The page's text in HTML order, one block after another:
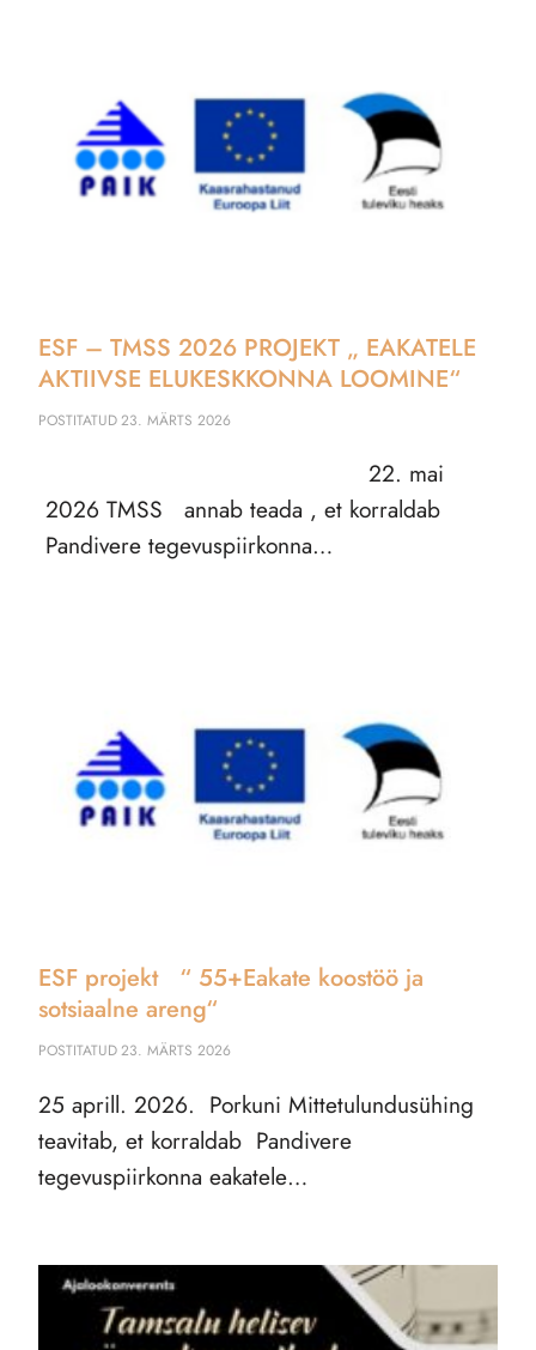
ESF – TMSS 2026 PROJEKT „ EAKATELE
AKTIIVSE ELUKESKKONNA LOOMINE“
POSTITATUD23. MÄRTS 2026
22. mai
2026 TMSS annab teada , et korraldab
Pandivere tegevuspiirkonna…
ESF projekt “ 55+Eakate koostöö ja
sotsiaalne areng“
POSTITATUD23. MÄRTS 2026
25 aprill. 2026. Porkuni Mittetulundusühing
teavitab, et korraldab Pandivere
tegevuspiirkonna eakatele…